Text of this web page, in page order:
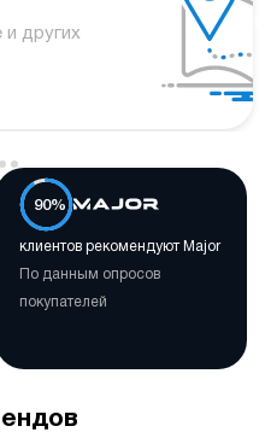
и других
90%
клиентов рекомендуют Major
По данным опросов
покупателей